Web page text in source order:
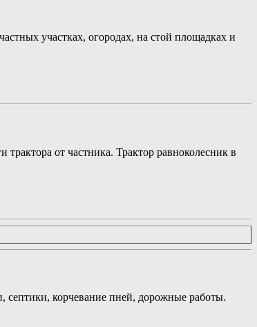
участках, огородах, на стой площадках и
от частника. Трактор равноколесник в
септики, корчевание пней, дорожные работы.